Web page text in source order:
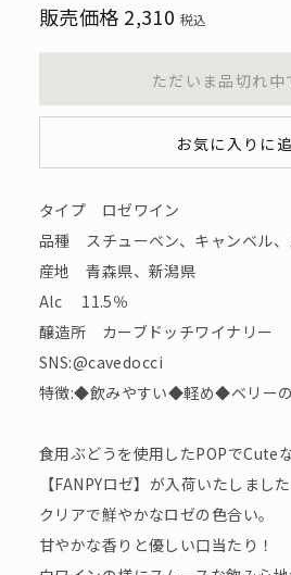
販売価格 2,310 税込
ただいま品切れ中
お気に入りに
タイプ ロゼワイン
品種 スチューベン、キャンベル、
産地 青森県、新潟県
Alc 11.5％
醸造所 カーブドッチワイナリー
SNS:@cavedocci
特徴:◆飲みやすい◆軽め◆ベリー
食用ぶどうを使用したPOPでCute
【FANPYロゼ】が入荷いたしました
クリアで鮮やかなロゼの色合い。
甘やかな香りと優しい口当たり！